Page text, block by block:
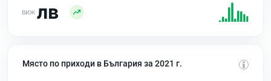
лв
Място по приходи в България за 2021 г.